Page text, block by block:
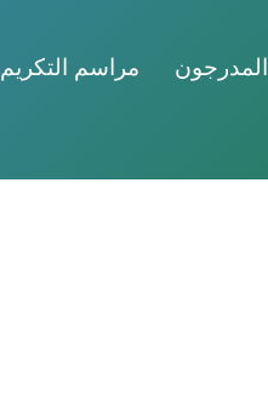
المدرجون مراسم التكريم